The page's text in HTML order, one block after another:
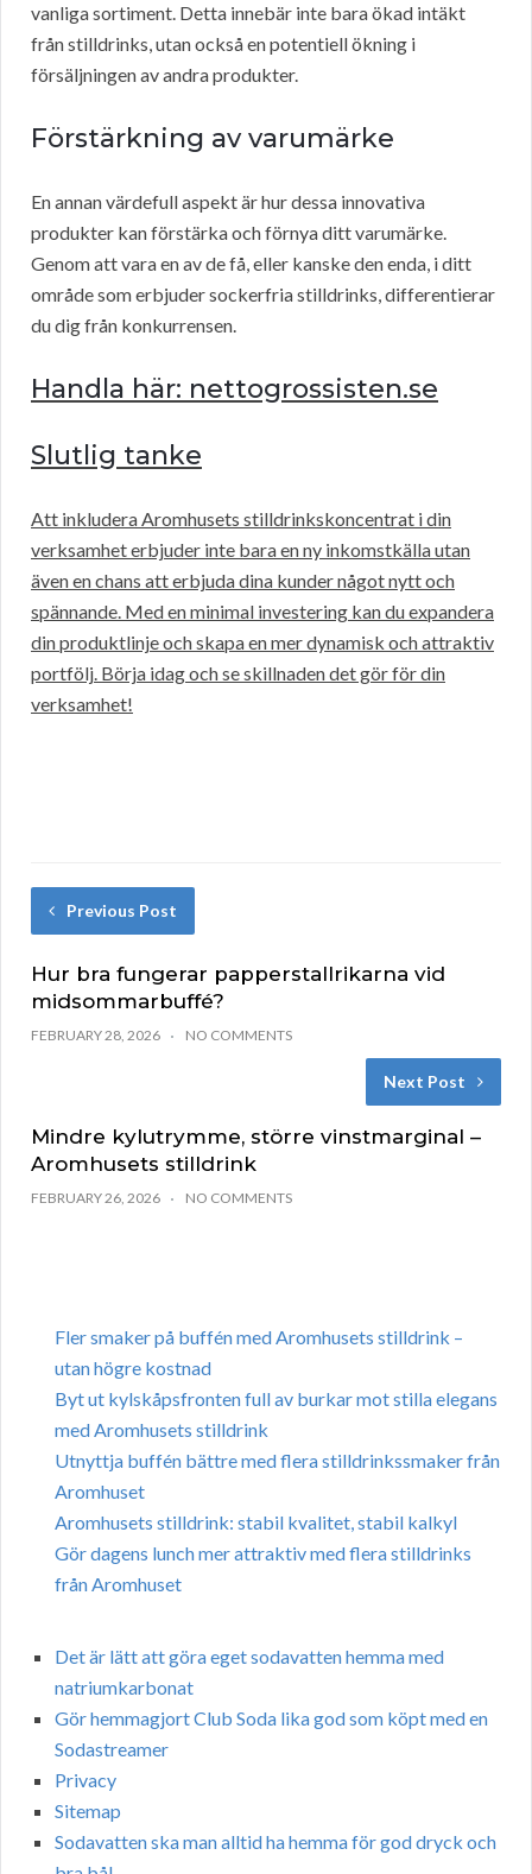
vanliga sortiment. Detta innebär inte bara ökad intäkt
från stilldrinks, utan också en potentiell ökning i
försäljningen av andra produkter.
Förstärkning av varumärke
En annan värdefull aspekt är hur dessa innovativa
produkter kan förstärka och förnya ditt varumärke.
Genom att vara en av de få, eller kanske den enda, i ditt
område som erbjuder sockerfria stilldrinks, differentierar
du dig från konkurrensen.
Handla här: nettogrossisten.se
Slutlig tanke
Att inkludera Aromhusets stilldrinkskoncentrat i din
verksamhet erbjuder inte bara en ny inkomstkälla utan
även en chans att erbjuda dina kunder något nytt och
spännande. Med en minimal investering kan du expandera
din produktlinje och skapa en mer dynamisk och attraktiv
portfölj. Börja idag och se skillnaden det gör för din
verksamhet!
Previous Post
Hur bra fungerar papperstallrikarna vid
midsommarbuffé?
FEBRUARY 28, 2026 NO COMMENTS
Next Post
Mindre kylutrymme, större vinstmarginal –
Aromhusets stilldrink
FEBRUARY 26, 2026 NO COMMENTS
Fler smaker på buffén med Aromhusets stilldrink –
utan högre kostnad
Byt ut kylskåpsfronten full av burkar mot stilla elegans
med Aromhusets stilldrink
Utnyttja buffén bättre med flera stilldrinkssmaker från
Aromhuset
Aromhusets stilldrink: stabil kvalitet, stabil kalkyl
Gör dagens lunch mer attraktiv med flera stilldrinks
från Aromhuset
Det är lätt att göra eget sodavatten hemma med
natriumkarbonat
Gör hemmagjort Club Soda lika god som köpt med en
Sodastreamer
Privacy
Sitemap
Sodavatten ska man alltid ha hemma för god dryck och